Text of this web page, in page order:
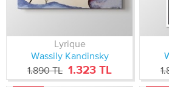
Lyrique
Wassily Kandinsky
1.890 TL 1.323 TL